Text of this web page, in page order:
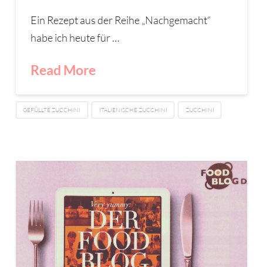
Ein Rezept aus der Reihe „Nachgemacht“
habe ich heute für …
Read More
GEFÜLLTE ZUCCHINI ITALIENISCHE ZUCCHINI ZUCCHINI